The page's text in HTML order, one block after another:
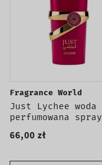
Fragrance World
Just Lychee woda
perfumowana spray
66,00 zł